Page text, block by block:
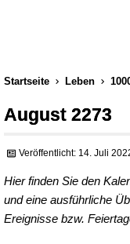
Startseite Leben
August 2273
Veröffentlicht: 14. Juli
Hier finden Sie den
und eine ausführliche
Ereignisse bzw.